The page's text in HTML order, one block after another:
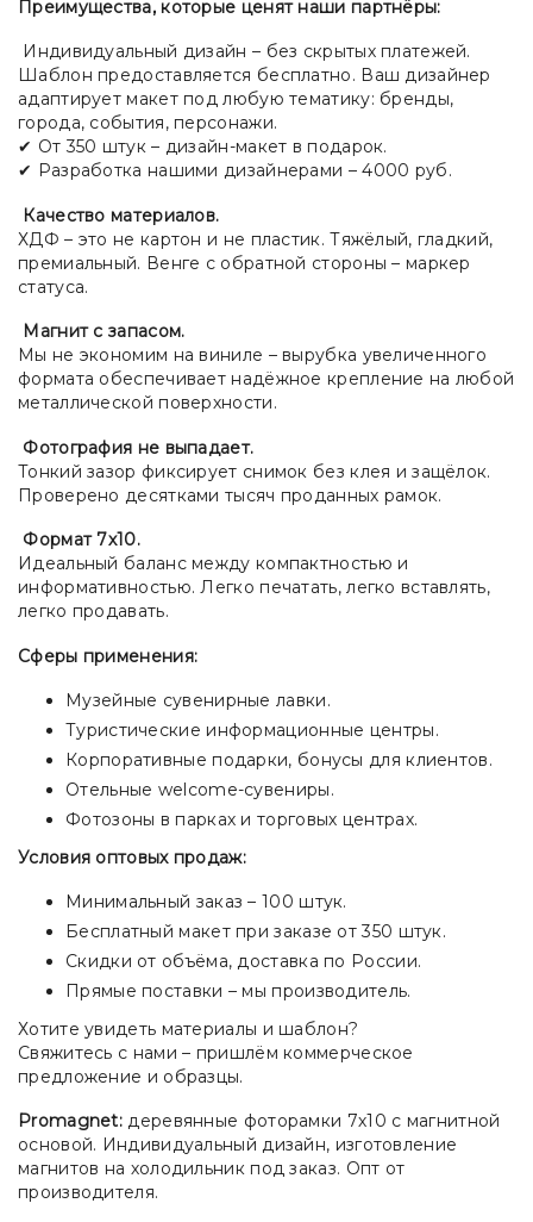
Преимущества, которые ценят наши партнёры:
Индивидуальный дизайн – без скрытых платежей.
Шаблон предоставляется бесплатно. Ваш дизайнер
адаптирует макет под любую тематику: бренды,
города, события, персонажи.
✔ От 350 штук – дизайн-макет в подарок.
✔ Разработка нашими дизайнерами – 4000 руб.
Качество материалов.
ХДФ – это не картон и не пластик. Тяжёлый, гладкий,
премиальный. Венге с обратной стороны – маркер
статуса.
Магнит с запасом.
Мы не экономим на виниле – вырубка увеличенного
формата обеспечивает надёжное крепление на любой
металлической поверхности.
Фотография не выпадает.
Тонкий зазор фиксирует снимок без клея и защёлок.
Проверено десятками тысяч проданных рамок.
Формат 7х10.
Идеальный баланс между компактностью и
информативностью. Легко печатать, легко вставлять,
легко продавать.
Сферы применения:
Музейные сувенирные лавки.
Туристические информационные центры.
Корпоративные подарки, бонусы для клиентов.
Отельные welcome-сувениры.
Фотозоны в парках и торговых центрах.
Условия оптовых продаж:
Минимальный заказ – 100 штук.
Бесплатный макет при заказе от 350 штук.
Скидки от объёма, доставка по России.
Прямые поставки – мы производитель.
Хотите увидеть материалы и шаблон?
Свяжитесь с нами – пришлём коммерческое
предложение и образцы.
Promagnet: деревянные фоторамки 7х10 с магнитной
основой. Индивидуальный дизайн, изготовление
магнитов на холодильник под заказ. Опт от
производителя.